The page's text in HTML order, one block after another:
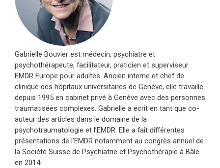
nombreux thèmes de psychologie. Martine Iracane – Coste
est responsable pédagogique de l’organisme de formation
Synchronie certifié Qualiopi qui intervient dans les
structures sanitaires, éducatives et sociales, sur les
thèmes de la prévention du stress, de la violence et des
traumatismes psychiques en institution ainsi que sur la
prévention de la souffrance au travail. Elle est également
présidente de l’IFPT Institut Français de Psycho
traumatologie récemment créé. Membre du Conseil
d’Administration EMDR France depuis sa création en 2002,
elle s’implique plus particulièrement de la commission de
formation continue EMDR France. Co fondatrice en 2003
de l’association humanitaire Trauma Aid France
(anciennement HAP France) elle en est la présidente
depuis 2017.
Gabrielle Bouvier est médecin, psychiatre et
psychothérapeute, facilitateur, praticien et superviseur
EMDR Europe pour adultes. Ancien interne et chef de
clinique des hôpitaux universitaires de Genève, elle travaille
depuis 1995 en cabinet privé à Genève avec des personnes
traumatisées complexes. Gabrielle a écrit en tant que co-
auteur des articles dans le domaine de la
psychotraumatologie et l’EMDR. Elle a fait différentes
présentations de l’EMDR notamment au congrès annuel de
la Société Suisse de Psychiatrie et Psychothérapie à Bâle
en 2014.